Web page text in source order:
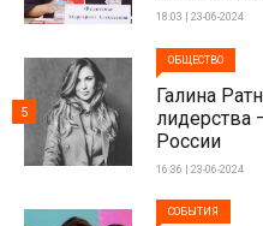
18:03 | 23-06-2024
ОБЩЕСТВО
Галина
лидерства
России
16:36 | 23-06-2024
5
СОБЫТИЯ